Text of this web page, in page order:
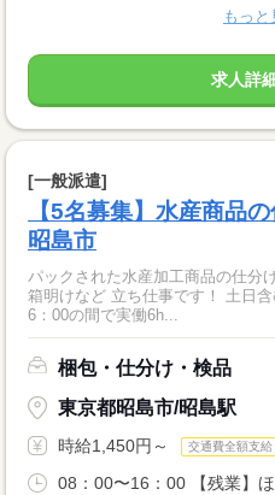
もっと
求人詳
[一般派遣]
【5名募集】水産商品
昭島市
パックされた水産加工商品の仕分
箱明けなど 立ち仕事です！ 土日含む週4〜週5で選べます 8：00〜1
6：00の間で実働6h...
梱包・仕分け・検品
東京都昭島市/昭島駅
時給1,450円～ 交通費全額支給
08：00〜16：00 【残業】